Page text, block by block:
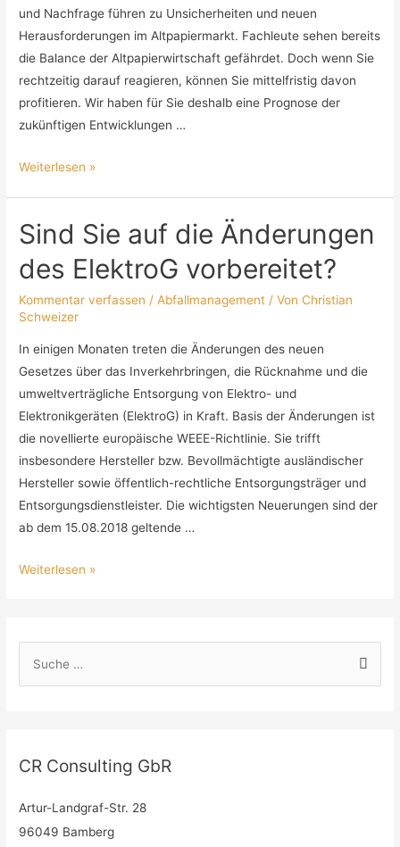
und Nachfrage führen zu Unsicherheiten und neuen
Herausforderungen im Altpapiermarkt. Fachleute sehen bereits
die Balance der Altpapierwirtschaft gefährdet. Doch wenn Sie
rechtzeitig darauf reagieren, können Sie mittelfristig davon
profitieren. Wir haben für Sie deshalb eine Prognose der
zukünftigen Entwicklungen …
Weiterlesen »
Sind Sie auf die Änderungen
des ElektroG vorbereitet?
Kommentar verfassen /Abfallmanagement / VonChristian
Schweizer
In einigen Monaten treten die Änderungen des neuen
Gesetzes über das Inverkehrbringen, die Rücknahme und die
umweltverträgliche Entsorgung von Elektro- und
Elektronikgeräten (ElektroG) in Kraft. Basis der Änderungen ist
die novellierte europäische WEEE-Richtlinie. Sie trifft
insbesondere Hersteller bzw. Bevollmächtigte ausländischer
Hersteller sowie öffentlich-rechtliche Entsorgungsträger und
Entsorgungsdienstleister. Die wichtigsten Neuerungen sind der
ab dem 15.08.2018 geltende …
Weiterlesen »
CR Consulting GbR
Artur-Landgraf-Str. 28
96049 Bamberg